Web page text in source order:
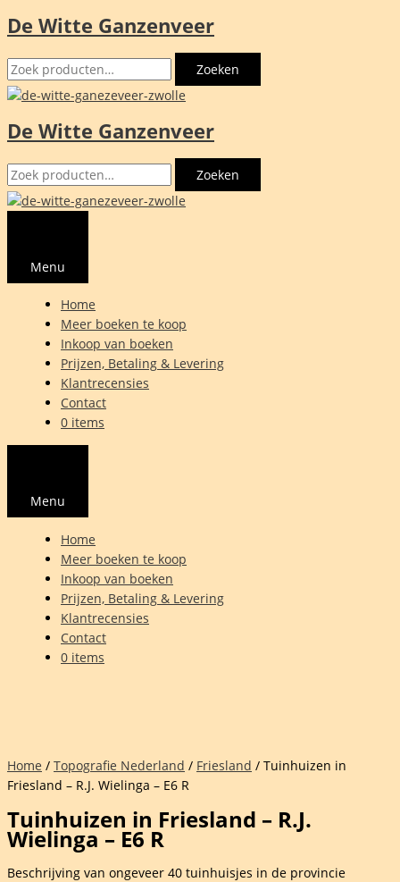
Ga
de
inhoud
De Witte Ganzenveer
Zoeken
naar:
Zoeken
De Witte Ganzenveer
Zoeken
naar:
Zoeken
Menu
Home
Meer boeken te koop
Inkoop van boeken
Prijzen, Betaling & Levering
Klantrecensies
Contact
0 items
Menu
Home
Meer boeken te koop
Inkoop van boeken
Prijzen, Betaling & Levering
Klantrecensies
Contact
0 items
Home / Topografie Nederland / Friesland / Tuinhuizen in
Friesland – R.J. Wielinga – E6 R
Tuinhuizen in Friesland – R.J.
Wielinga – E6 R
Beschrijving van ongeveer 40 tuinhuisjes in de provincie